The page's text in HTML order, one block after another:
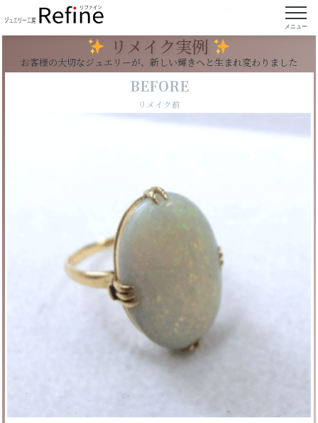
メニュー
【実例207】オパールのリングを研磨しペンダン
リメイク実例
お客様の大切なジュエリーが、新しい輝きへと生まれ変わりました
BEFORE
リメイク前